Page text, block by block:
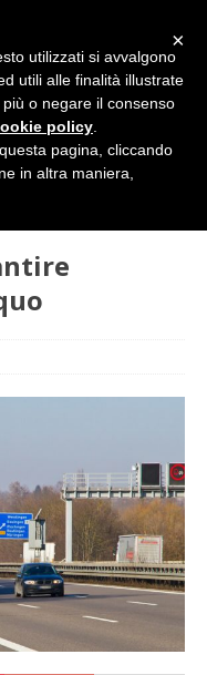
UE: garantire
×
utilizzati si avvalgono
utili alle finalità illustrate
o negare il consenso
policy
pagina, cliccando
in altra maniera,